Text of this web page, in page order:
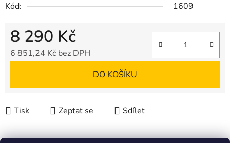
Kód:
1609
8 290 Kč
6 851,24 Kč bez DPH
DO KOŠÍKU
Tisk Zeptat se Sdílet